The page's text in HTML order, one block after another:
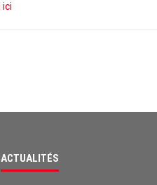
ici
ACTUALITÉS